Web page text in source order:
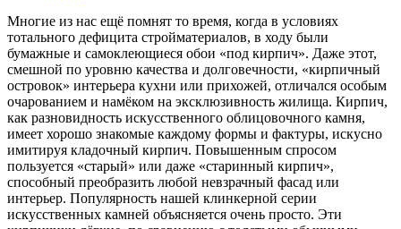
Многие из нас ещё помнят то время, когда в условиях
тотального дефицита стройматериалов, в ходу были
бумажные и самоклеющиеся обои «под кирпич». Даже этот,
смешной по уровню качества и долговечности, «кирпичный
островок» интерьера кухни или прихожей, отличался особым
очарованием и намёком на эксклюзивность жилища. Кирпич,
как разновидность искусственного облицовочного камня,
имеет хорошо знакомые каждому формы и фактуры, искусно
имитируя кладочный кирпич. Повышенным спросом
пользуется «старый» или даже «старинный кирпич»,
способный преобразить любой невзрачный фасад или
интерьер. Популярность нашей клинкерной серии
искусственных камней объясняется очень просто. Эти